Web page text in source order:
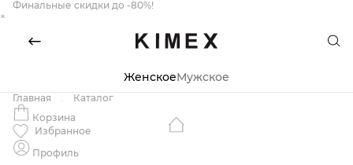
Финальные скидки до -80%!
×
ЖенскоеМужское
Главная
Каталог
Корзина
Избранное
Профиль